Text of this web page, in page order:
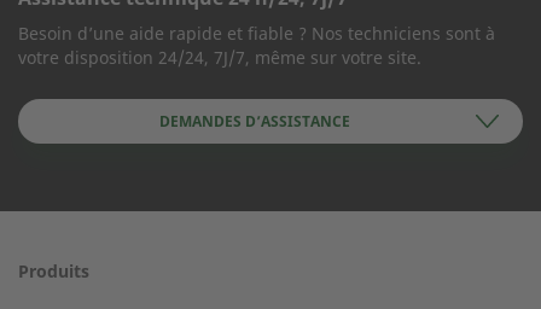
FORMULAIRE DE CONTACT
Société
Besoin d’une aide rapide et fiable ? Nos techniciens sont à
votre disposition 24/24, 7J/7, même sur votre site.
DEMANDES D’ASSISTANCE
Produits